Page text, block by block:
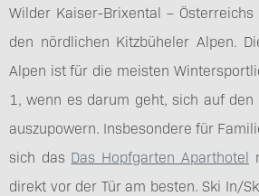
Wilder Kaiser-Brixental –
den nördlichen Kitzbüheler Alpen.
Alpen ist für die meisten
1, wenn es darum geht, sich auf den
auszupowern. Insbesondere für
sich das Das Hopfgarten Aparthotel
direkt vor der Tür am besten. Ski In/